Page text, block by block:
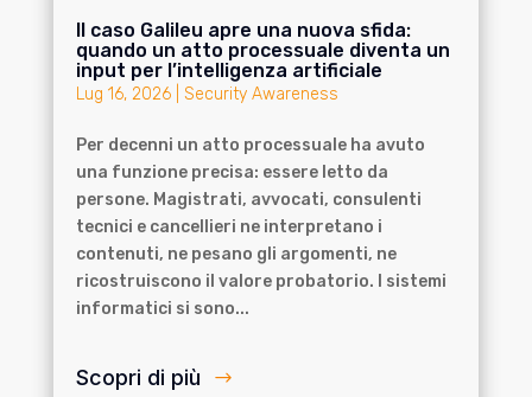
Il caso Galileu apre una nuova sfida:
quando un atto processuale diventa un
input per l’intelligenza artificiale
Lug 16, 2026| Security Awareness
Per decenni un atto processuale ha avuto
una funzione precisa: essere letto da
persone. Magistrati, avvocati, consulenti
tecnici e cancellieri ne interpretano i
contenuti, ne pesano gli argomenti, ne
ricostruiscono il valore probatorio. I sistemi
informatici si sono...
Scopri di più